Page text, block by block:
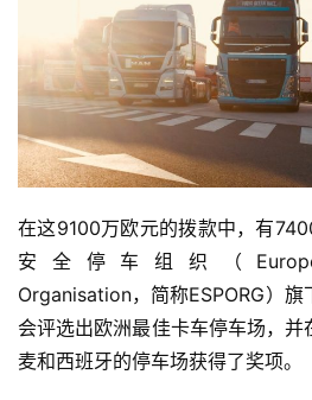
在这9100万欧元的拨款中，有
安全停车组织（
Organisation，简称ESPORG）
会评选出欧洲最佳卡车停车场，
麦和西班牙的停车场获得了奖项。